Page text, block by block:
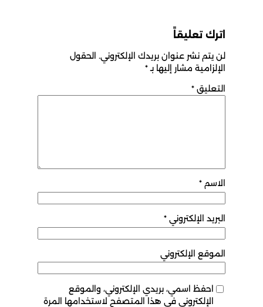
اترك تعليقاً
لن يتم نشر عنوان بريدك الإلكتروني. الحقول
الإلزامية مشار إليها بـ *
التعليق*
الاسم*
البريد الإلكتروني *
الموقع الإلكتروني
احفظ اسمي، بريدي الإلكتروني، والموقع
الإلكتروني في هذا المتصفح لاستخدامها المرة